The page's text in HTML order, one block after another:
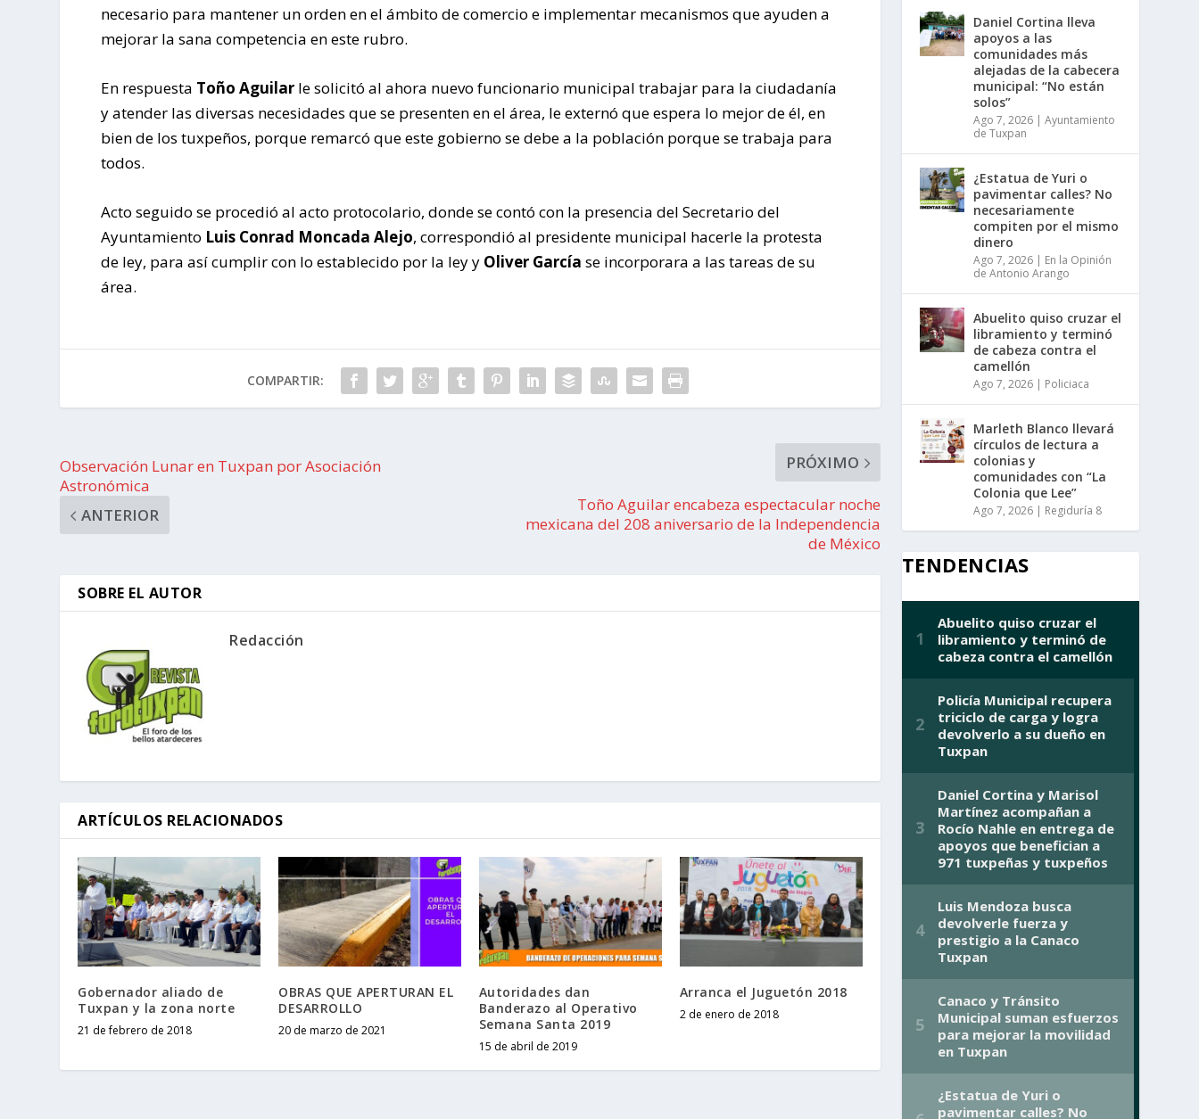
necesario para mantener un orden en el ámbito de comercio e implementar mecanismos que ayuden a
mejorar la sana competencia en este rubro.
En respuesta Toño Aguilar le solicitó al ahora nuevo funcionario municipal trabajar para la ciudadanía
y atender las diversas necesidades que se presenten en el área, le externó que espera lo mejor de él, en
bien de los tuxpeños, porque remarcó que este gobierno se debe a la población porque se trabaja para
todos.
Acto seguido se procedió al acto protocolario, donde se contó con la presencia del Secretario del
Ayuntamiento Luis Conrad Moncada Alejo, correspondió al presidente municipal hacerle la protesta
de ley, para así cumplir con lo establecido por la ley y Oliver García se incorporara a las tareas de su
área.
COMPARTIR:
Observación Lunar en Tuxpan por Asociación
Astronómica
ANTERIOR
PRÓXIMO
Toño Aguilar encabeza espectacular noche
mexicana del 208 aniversario de la Independencia
de México
SOBRE EL AUTOR
Redacción
ARTÍCULOS RELACIONADOS
Gobernador aliado de
Tuxpan y la zona norte
21 de febrero de 2018
OBRAS QUE APERTURAN EL
DESARROLLO
20 de marzo de 2021
Autoridades dan
Banderazo al Operativo
Semana Santa 2019
15 de abril de 2019
Arranca el Juguetón 2018
2 de enero de 2018
Daniel Cortina lleva
apoyos a las
comunidades más
alejadas de la cabecera
municipal: “No están
solos”
Ago 7, 2026| Ayuntamiento
de Tuxpan
¿Estatua de Yuri o
pavimentar calles? No
necesariamente
compiten por el mismo
dinero
Ago 7, 2026| En la Opinión
de Antonio Arango
Abuelito quiso cruzar el
libramiento y terminó
de cabeza contra el
camellón
Ago 7, 2026| Policiaca
Marleth Blanco llevará
círculos de lectura a
colonias y
comunidades con “La
Colonia que Lee”
Ago 7, 2026| Regiduría 8
TENDENCIAS